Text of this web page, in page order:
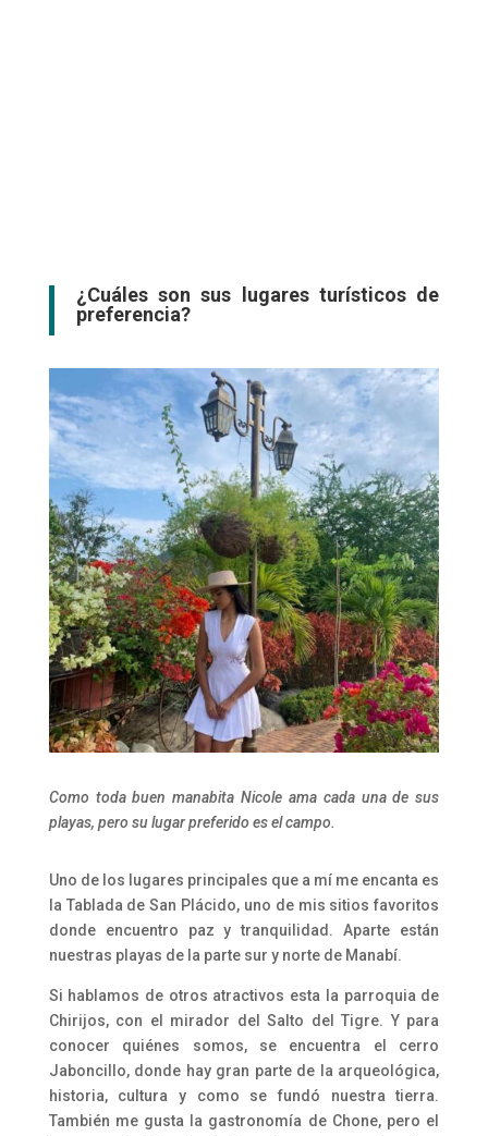
¿Cuáles son sus lugares turísticos de
preferencia?
Como toda buen manabita Nicole ama cada una de sus
playas, pero su lugar preferido es el campo.
Uno de los lugares principales que a mí me encanta es
la Tablada de San Plácido, uno de mis sitios favoritos
donde encuentro paz y tranquilidad. Aparte están
nuestras playas de la parte sur y norte de Manabí.
Si hablamos de otros atractivos esta la parroquia de
Chirijos, con el mirador del Salto del Tigre. Y para
conocer quiénes somos, se encuentra el cerro
Jaboncillo, donde hay gran parte de la arqueológica,
historia, cultura y como se fundó nuestra tierra.
También me gusta la gastronomía de Chone, pero el